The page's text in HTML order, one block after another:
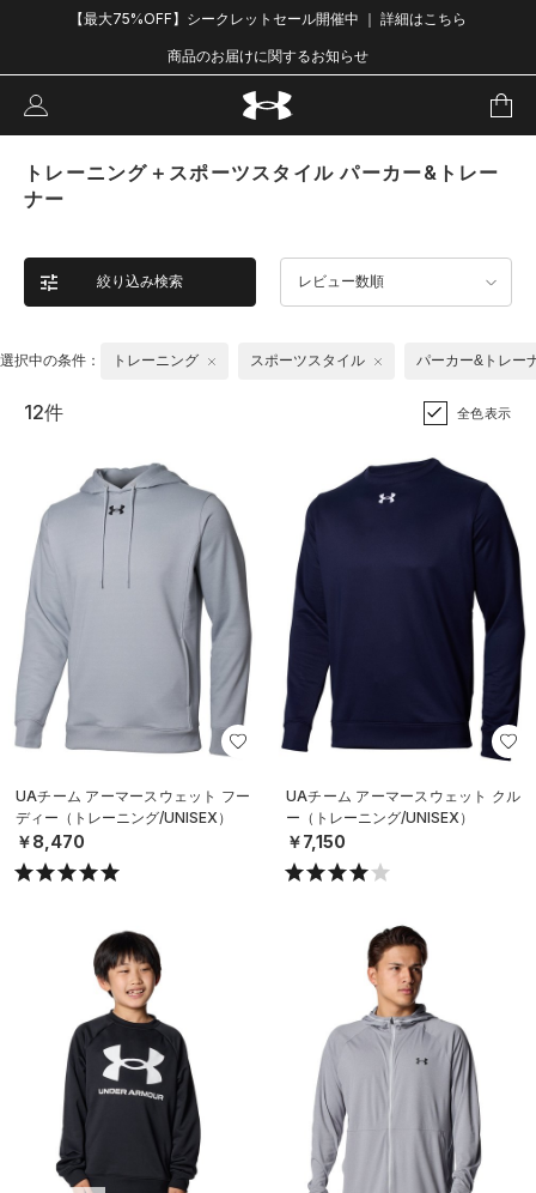
【最大75%OFF】シークレットセール開催中 ｜ 詳細はこちら
商品のお届けに関するお知らせ
トレーニング＋スポーツスタイル パーカー&トレー
ナー
絞り込み検索 レビュー数順
選択中の条件： トレーニング スポーツスタイル パーカー&トレー
12件 全色表示
UAチーム アーマースウェット フー
ディー（トレーニング/UNISEX）
￥8,470
UAチーム アーマースウェット クル
ー（トレーニング/UNISEX）
￥7,150